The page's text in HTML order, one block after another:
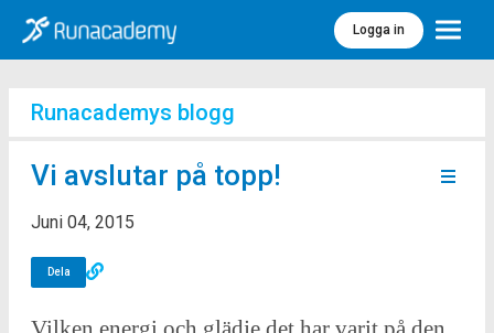
Logga in Meny
Runacademys blogg
Vi avslutar på topp!
Juni 04, 2015
Dela